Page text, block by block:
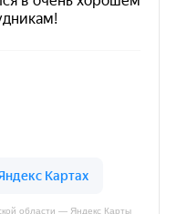
области — Яндекс Карты